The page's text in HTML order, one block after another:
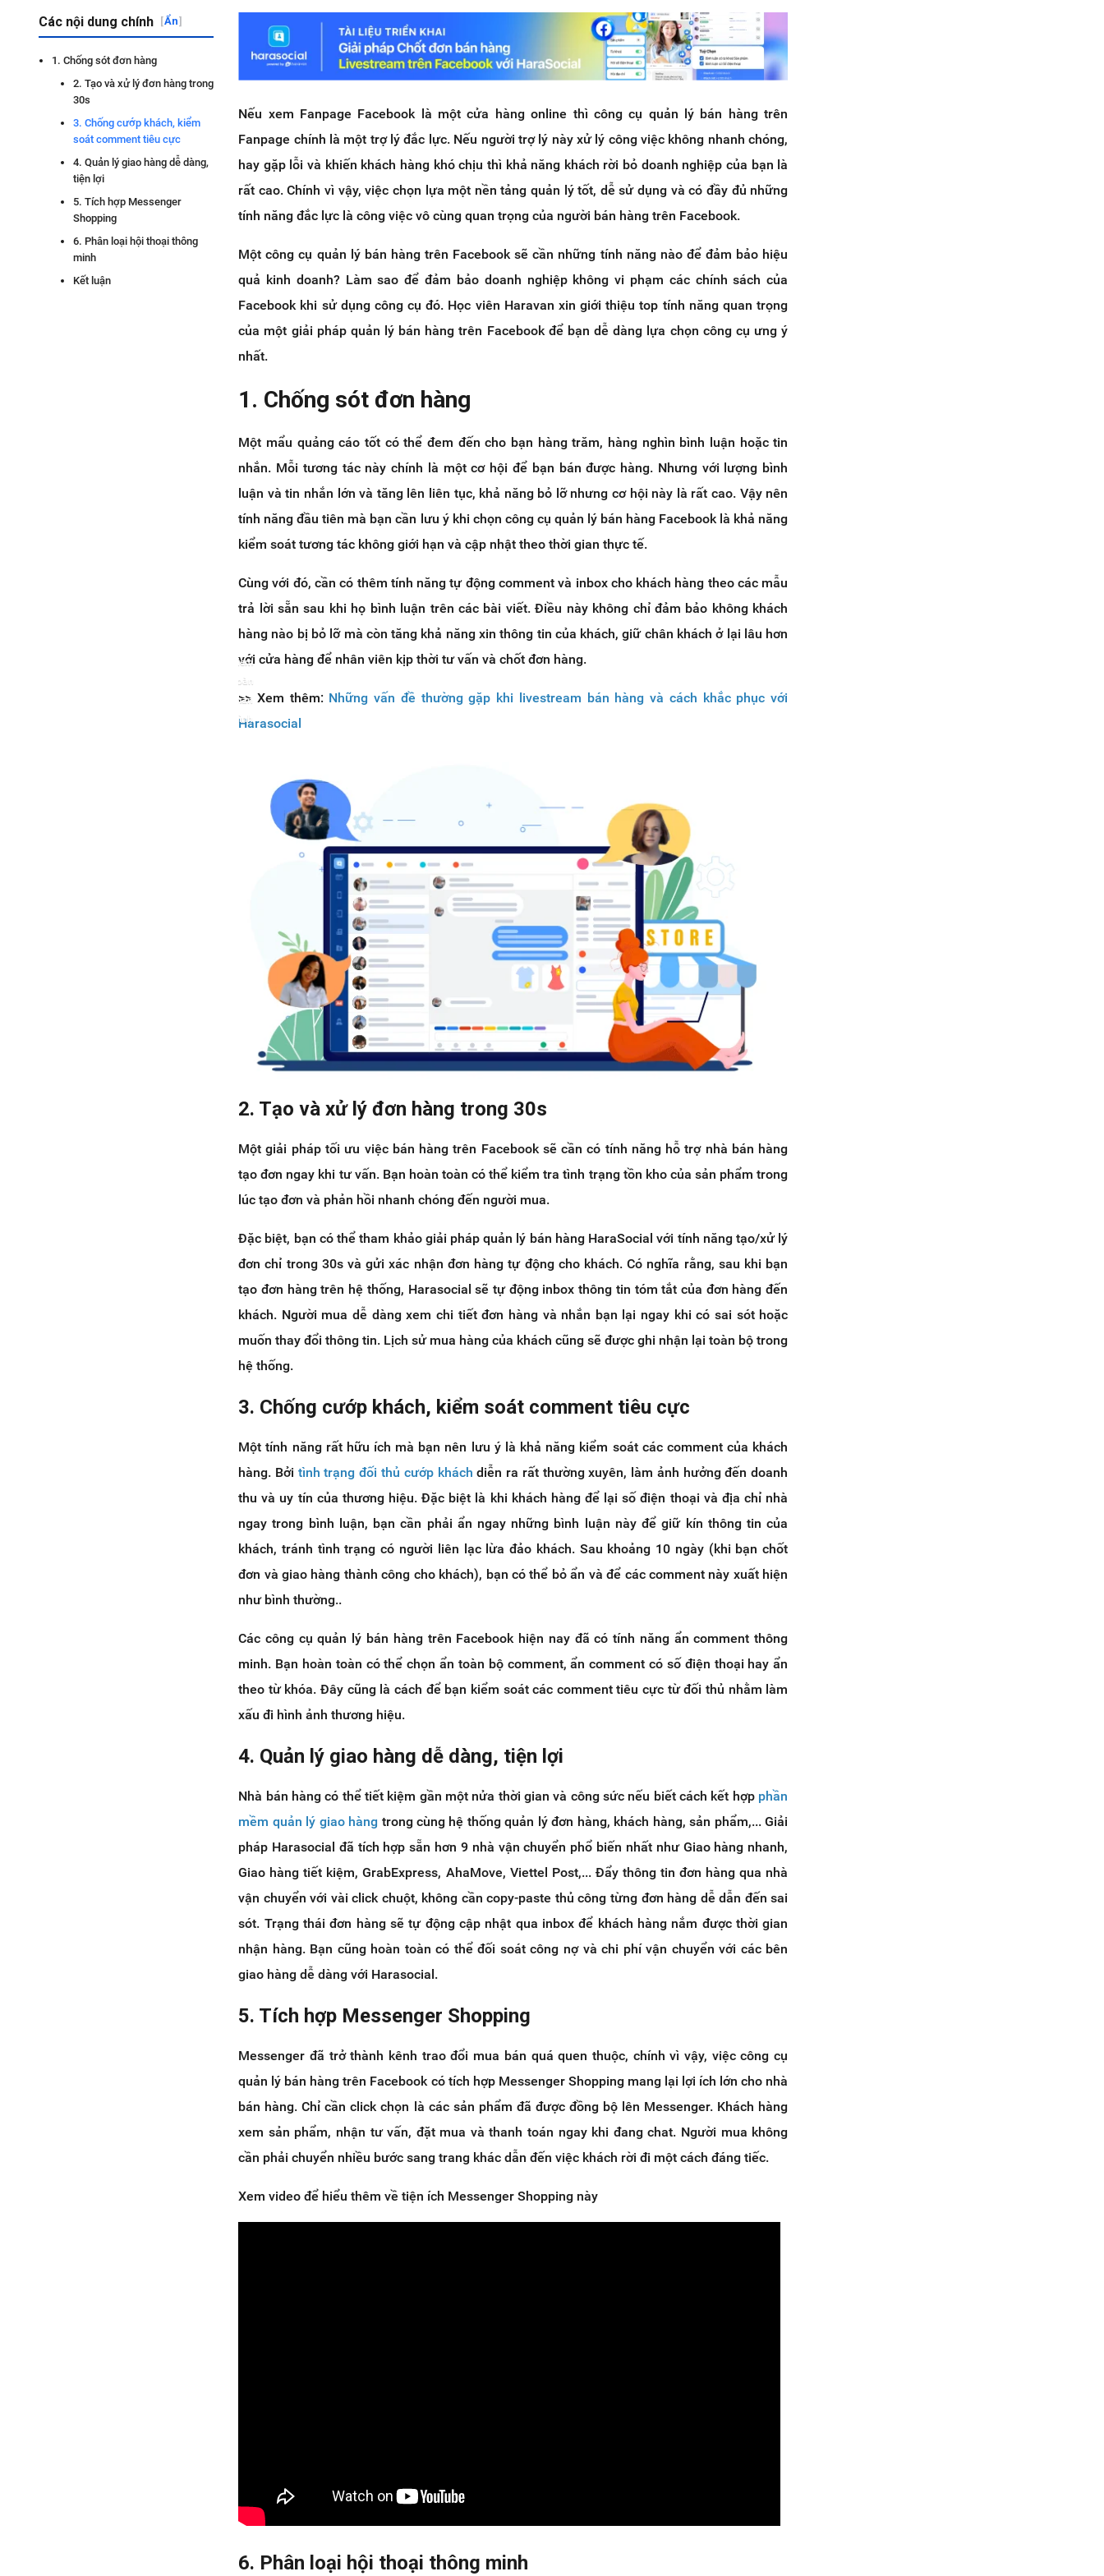
Các nội dung chính [Ẩn]
1. Chống sót đơn hàng
2. Tạo và xử lý đơn hàng trong
30s
3. Chống cướp khách, kiểm
soát comment tiêu cực
4. Quản lý giao hàng dễ dàng,
tiện lợi
5. Tích hợp Messenger
Shopping
6. Phân loại hội thoại thông
minh
Kết luận
Nếu xem Fanpage Facebook là một cửa hàng online thì công cụ quản lý bán hàng trên
Fanpage chính là một trợ lý đắc lực. Nếu người trợ lý này xử lý công việc không nhanh chóng,
hay gặp lỗi và khiến khách hàng khó chịu thì khả năng khách rời bỏ doanh nghiệp của bạn là
rất cao. Chính vì vậy, việc chọn lựa một nền tảng quản lý tốt, dễ sử dụng và có đầy đủ những
tính năng đắc lực là công việc vô cùng quan trọng của người bán hàng trên Facebook.
Một công cụ quản lý bán hàng trên Facebook sẽ cần những tính năng nào để đảm bảo hiệu
quả kinh doanh? Làm sao để đảm bảo doanh nghiệp không vi phạm các chính sách của
Facebook khi sử dụng công cụ đó. Học viên Haravan xin giới thiệu top tính năng quan trọng
của một giải pháp quản lý bán hàng trên Facebook để bạn dễ dàng lựa chọn công cụ ưng ý
nhất.
1. Chống sót đơn hàng
Một mẩu quảng cáo tốt có thể đem đến cho bạn hàng trăm, hàng nghìn bình luận hoặc tin
nhắn. Mỗi tương tác này chính là một cơ hội để bạn bán được hàng. Nhưng với lượng bình
luận và tin nhắn lớn và tăng lên liên tục, khả năng bỏ lỡ nhưng cơ hội này là rất cao. Vậy nên
tính năng đầu tiên mà bạn cần lưu ý khi chọn công cụ quản lý bán hàng Facebook là khả năng
kiểm soát tương tác không giới hạn và cập nhật theo thời gian thực tế.
Cùng với đó, cần có thêm tính năng tự động comment và inbox cho khách hàng theo các mẫu
trả lời sẵn sau khi họ bình luận trên các bài viết. Điều này không chỉ đảm bảo không khách
hàng nào bị bỏ lỡ mà còn tăng khả năng xin thông tin của khách, giữ chân khách ở lại lâu hơn
với cửa hàng để nhân viên kịp thời tư vấn và chốt đơn hàng.
>> Xem thêm: Những vấn đề thường gặp khi livestream bán hàng và cách khắc phục với
Harasocial
Xem
toàn
màn
hình
2. Tạo và xử lý đơn hàng trong 30s
Một giải pháp tối ưu việc bán hàng trên Facebook sẽ cần có tính năng hỗ trợ nhà bán hàng
tạo đơn ngay khi tư vấn. Bạn hoàn toàn có thể kiểm tra tình trạng tồn kho của sản phẩm trong
lúc tạo đơn và phản hồi nhanh chóng đến người mua.
Đặc biệt, bạn có thể tham khảo giải pháp quản lý bán hàng HaraSocial với tính năng tạo/xử lý
đơn chỉ trong 30s và gửi xác nhận đơn hàng tự động cho khách. Có nghĩa rằng, sau khi bạn
tạo đơn hàng trên hệ thống, Harasocial sẽ tự động inbox thông tin tóm tắt của đơn hàng đến
khách. Người mua dễ dàng xem chi tiết đơn hàng và nhắn bạn lại ngay khi có sai sót hoặc
muốn thay đổi thông tin. Lịch sử mua hàng của khách cũng sẽ được ghi nhận lại toàn bộ trong
hệ thống.
3. Chống cướp khách, kiểm soát comment tiêu cực
Một tính năng rất hữu ích mà bạn nên lưu ý là khả năng kiểm soát các comment của khách
hàng. Bởi tình trạng đối thủ cướp khách diễn ra rất thường xuyên, làm ảnh hưởng đến doanh
thu và uy tín của thương hiệu. Đặc biệt là khi khách hàng để lại số điện thoại và địa chỉ nhà
ngay trong bình luận, bạn cần phải ẩn ngay những bình luận này để giữ kín thông tin của
khách, tránh tình trạng có người liên lạc lừa đảo khách. Sau khoảng 10 ngày (khi bạn chốt
đơn và giao hàng thành công cho khách), bạn có thể bỏ ẩn và để các comment này xuất hiện
như bình thường..
Các công cụ quản lý bán hàng trên Facebook hiện nay đã có tính năng ẩn comment thông
minh. Bạn hoàn toàn có thể chọn ẩn toàn bộ comment, ẩn comment có số điện thoại hay ẩn
theo từ khóa. Đây cũng là cách để bạn kiểm soát các comment tiêu cực từ đối thủ nhằm làm
xấu đi hình ảnh thương hiệu.
4. Quản lý giao hàng dễ dàng, tiện lợi
Nhà bán hàng có thể tiết kiệm gần một nửa thời gian và công sức nếu biết cách kết hợp phần
mềm quản lý giao hàng trong cùng hệ thống quản lý đơn hàng, khách hàng, sản phẩm,... Giải
pháp Harasocial đã tích hợp sẵn hơn 9 nhà vận chuyển phổ biến nhất như Giao hàng nhanh,
Giao hàng tiết kiệm, GrabExpress, AhaMove, Viettel Post,... Đẩy thông tin đơn hàng qua nhà
vận chuyển với vài click chuột, không cần copy-paste thủ công từng đơn hàng dễ dẫn đến sai
sót. Trạng thái đơn hàng sẽ tự động cập nhật qua inbox để khách hàng nắm được thời gian
nhận hàng. Bạn cũng hoàn toàn có thể đối soát công nợ và chi phí vận chuyển với các bên
giao hàng dễ dàng với Harasocial.
5. Tích hợp Messenger Shopping
Messenger đã trở thành kênh trao đổi mua bán quá quen thuộc, chính vì vậy, việc công cụ
quản lý bán hàng trên Facebook có tích hợp Messenger Shopping mang lại lợi ích lớn cho nhà
bán hàng. Chỉ cần click chọn là các sản phẩm đã được đồng bộ lên Messenger. Khách hàng
xem sản phẩm, nhận tư vấn, đặt mua và thanh toán ngay khi đang chat. Người mua không
cần phải chuyển nhiều bước sang trang khác dẫn đến việc khách rời đi một cách đáng tiếc.
Xem video để hiểu thêm về tiện ích Messenger Shopping này
6. Phân loại hội thoại thông minh